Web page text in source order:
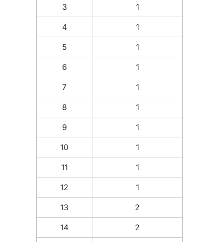
3 1
4 1
5 1
6 1
7 1
8 1
9 1
10 1
11 1
12 1
13 2
14 2